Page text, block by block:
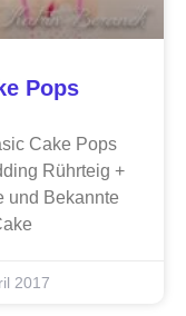
Pops
Cake Pops
Rührteig +
und Bekannte
2017